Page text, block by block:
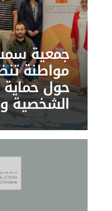
جمعية
مواطنة
حول
الشخصية